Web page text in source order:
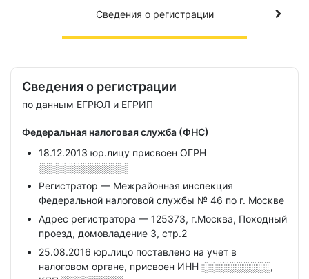
Сведения о регистрации
Сведения о регистрации
по данным ЕГРЮЛ и ЕГРИП
Федеральная налоговая служба (ФНС)
18.12.2013 юр.лицу присвоен ОГРН
░░░░░░░░░░░░░
Регистратор — Межрайонная инспекция
Федеральной налоговой службы № 46 по г. Москве
Адрес регистратора — 125373, г.Москва, Походный
проезд, домовладение 3, стр.2
25.08.2016 юр.лицо поставлено на учет в
налоговом органе, присвоен ИНН ░░░░░░░░░░,